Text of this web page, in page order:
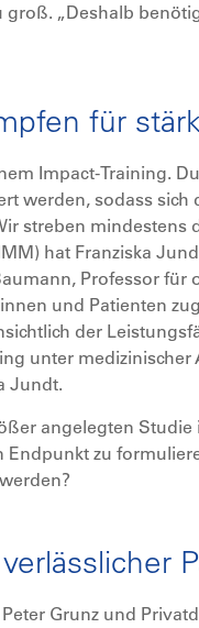
groß. „Deshalb
für
Impact-Training.
werden, sodass
streben mindestens
hat Franziska
Professor für
und Patienten
der
unter
Jundt.
angelegten
zu
Grunz und